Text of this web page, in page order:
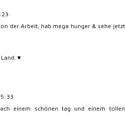
der Arbeit, hab mega hunger & sehe jetzt
♥
einem schönen tag und einem tollen